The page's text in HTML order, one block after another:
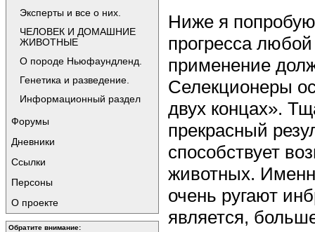
Эксперты и все о них.
ЧЕЛОВЕК И ДОМАШНИЕ
ЖИВОТНЫЕ
О породе Ньюфаундленд.
Генетика и разведение.
Информационный раздел
Форумы
Дневники
Ссылки
Персоны
О проекте
Обратите внимание:
Ниже я
прогресса
применение
Селекционеры
двух концах».
прекрасный
способствует
животных.
очень ругают
является,